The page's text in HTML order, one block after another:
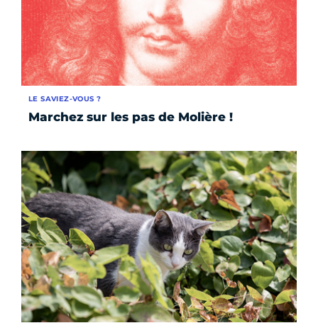
Marchez sur les pas de Molière !
LE SAVIEZ-VOUS ?